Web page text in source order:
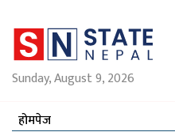
Sunday, August 9, 2026
होमपेज